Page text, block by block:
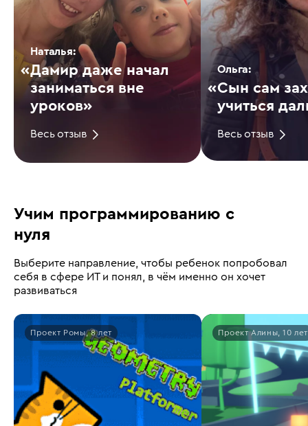
Наталья
Дамир даже начал
заниматься вне
уроков
Весь отзыв
Ольга
Сын сам
учиться
Весь отзыв
Учим программированию с
нуля
Выберите направление, чтобы ребенок попробовал
себя в сфере ИТ и понял, в чём именно он хочет
развиваться
Проект Ромы, 8 лет Проект Алины, 10 лет